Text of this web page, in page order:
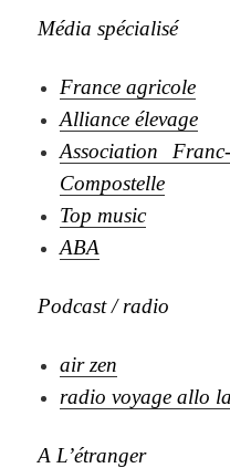
Média spécialisé
France agricole
Alliance élevage
Association
Compostelle
Top music
ABA
Podcast / radio
air zen
radio voyage allo
A L’étranger